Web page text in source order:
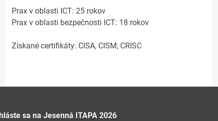
Prax v oblasti ICT: 25 rokov
Prax v oblasti bezpečnosti ICT: 18 rokov
Získané certifikáty: CISA, CISM, CRISC
sa na Jesenná ITAPA 2026